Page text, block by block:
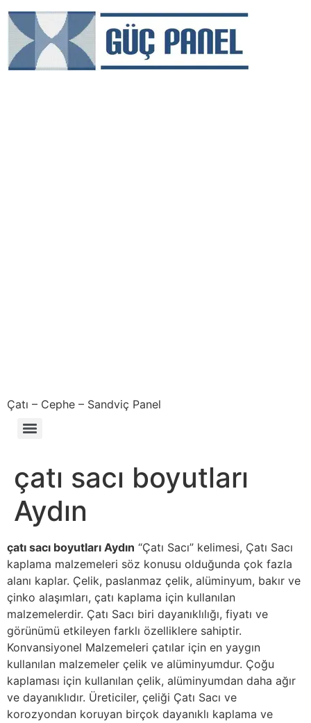
Çatı – Cephe – Sandviç Panel
çatı sacı boyutları
Aydın
çatı sacı boyutları Aydın “Çatı Sacı” kelimesi, Çatı Sacı
kaplama malzemeleri söz konusu olduğunda çok fazla
alanı kaplar. Çelik, paslanmaz çelik, alüminyum, bakır ve
çinko alaşımları, çatı kaplama için kullanılan
malzemelerdir. Çatı Sacı biri dayanıklılığı, fiyatı ve
görünümü etkileyen farklı özelliklere sahiptir.
Konvansiyonel Malzemeleri çatılar için en yaygın
kullanılan malzemeler çelik ve alüminyumdur. Çoğu
kaplaması için kullanılan çelik, alüminyumdan daha ağır
ve dayanıklıdır. Üreticiler, çeliği Çatı Sacı ve
korozyondan koruyan birçok dayanıklı kaplama ve